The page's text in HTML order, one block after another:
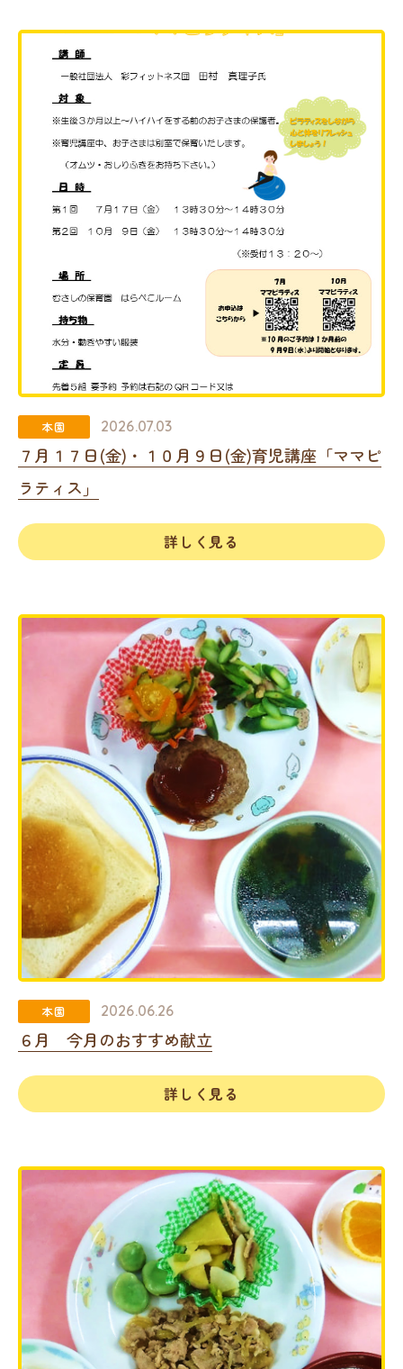
本園 2026.07.03
７月１７日(金)・１０月９日(金)育児講座「ママピ
ラティス」
詳しく見る
本園 2026.06.26
６月 今月のおすすめ献立
詳しく見る